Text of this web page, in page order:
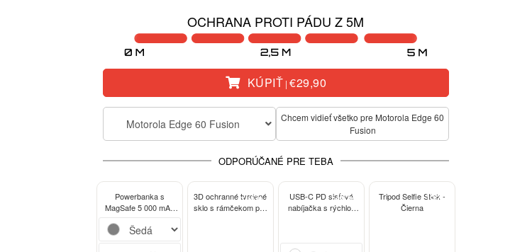
OCHRANA PROTI PÁDU Z 5M
KÚPIŤ |€29,90
Motorola Edge 60 Fusion
Chcem vidieť všetko pre Motorola Edge 60
Fusion
ODPORÚČANÉ PRE TEBA
Powerbanka s
MagSafe 5 000 mAh
-13%
3D ochranné tvrdené
sklo s rámčekom pre
-38%
USB-C PD sieťová
nabíjačka s rýchlo-
-15%
Tripod Selfie Stick -
Čierna